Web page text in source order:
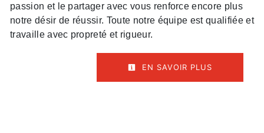
passion et le partager avec vous renforce encore plus
notre désir de réussir. Toute notre équipe est qualifiée et
travaille avec propreté et rigueur.
EN SAVOIR PLUS